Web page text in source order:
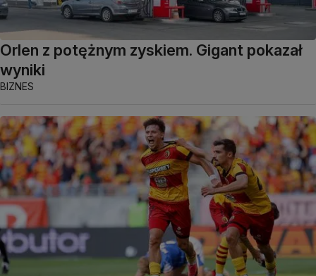
Orlen z potężnym zyskiem. Gigant pokazał
wyniki
BIZNES